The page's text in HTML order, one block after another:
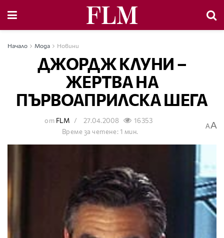
Начало Мода Новини
ДЖОРДЖ КЛУНИ –
ЖЕРТВА НА
ПЪРВОАПРИЛСКА ШЕГА
от FLM 27.04.2008
16353
Време за четене: 1 мин.
AA